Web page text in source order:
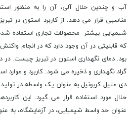
آب و چندین حلال آلی، آن را به منظور
مناسبی قرار می دهد. از کاربرد استون در
شیمیایی بیشتر محصولات تجاری استفاده
که قابلیتی در آن وجود دارد که در انجام
بود. دمای نگهداری استون در تبریز چیست.
گراد نگهداری و ذخیره می شود. کاربرد و موارد
دی متیل کربونیل به عنوان یک واسطه در
حلال مورد استفاده قرار می گیرد. این
عنوان حد واسط شیمیایی، در آزمایشگاه، به